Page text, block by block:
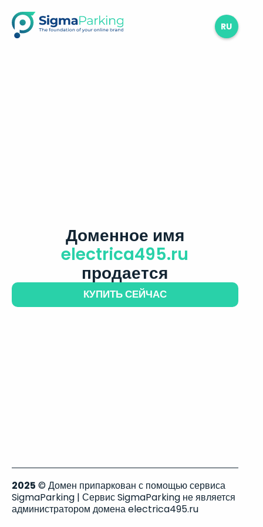
RU
Доменное имя
electrica495.ru
продается
КУПИТЬ СЕЙЧАС
2025 © Домен припаркован с помощью сервиса
SigmaParking | Сервис SigmaParking не является
администратором домена electrica495.ru